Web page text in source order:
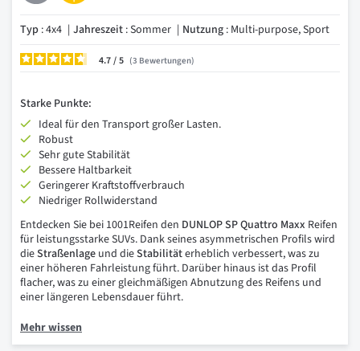
Typ : 4x4 Jahreszeit : Sommer Nutzung : Multi-purpose, Sport
4.7/ 3 Bewertungen
Starke Punkte:
Ideal für den Transport großer Lasten.
Robust
Sehr gute Stabilität
Bessere Haltbarkeit
Geringerer Kraftstoffverbrauch
Niedriger Rollwiderstand
Entdecken Sie bei 1001Reifen den DUNLOP SP Quattro Maxx Reifen
für leistungsstarke SUVs. Dank seines asymmetrischen Profils wird
dieStraßenlage und dieStabilitäterheblich verbessert, was zu
einer höheren Fahrleistung führt. Darüber hinaus ist das Profil
flacher, was zu einer gleichmäßigen Abnutzung des Reifens und
einer längeren Lebensdauer führt.
Mehr wissen